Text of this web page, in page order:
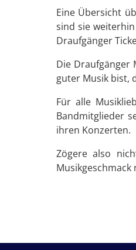
Eine Übersicht
sind sie
Draufgänger
Die Draufgänger
guter Musik bist,
Für alle
Bandmitglieder
ihren Konzerten.
Zögere also